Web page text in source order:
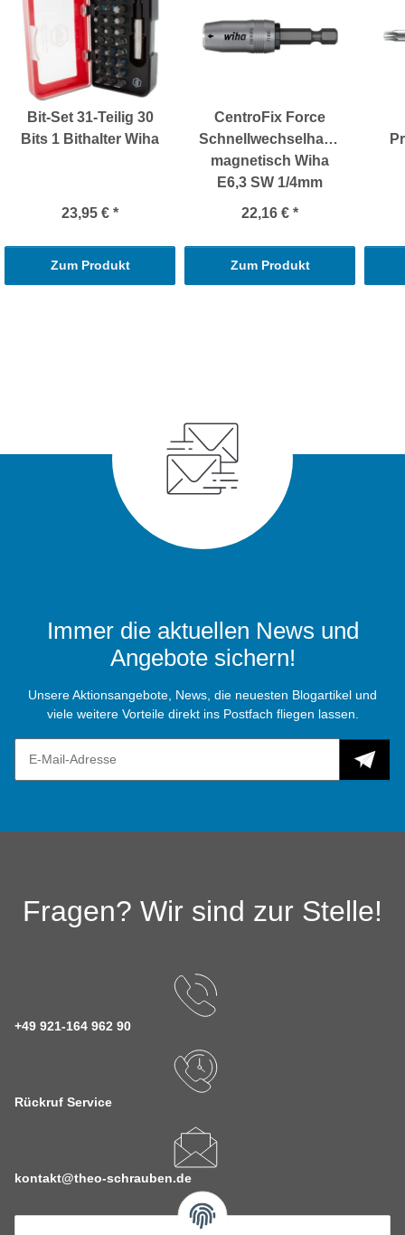
Bit-Set 31-Teilig 30
Bits 1 Bithalter Wiha
23,95 € *
Zum Produkt
CentroFix Force
Schnellwechselhalter
magnetisch Wiha
E6,3 SW 1/4mm
22,16 € *
Zum Produkt
Immer die aktuellen News und
Angebote sichern!
Unsere Aktionsangebote, News, die neuesten Blogartikel und
viele weitere Vorteile direkt ins Postfach fliegen lassen.
Fragen? Wir sind zur Stelle!
+49 921-164 962 90
Rückruf Service
kontakt@theo-schrauben.de